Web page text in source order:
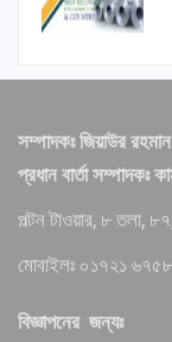
সম্পাদকঃ জিয়াউর রহমান
প্রধান বার্তা সম্পাদকঃ
পল্টন টাওয়ার, ৮ তলা,
মোবাইলঃ ০১৭২১
বিজ্ঞাপনের জন্যঃ